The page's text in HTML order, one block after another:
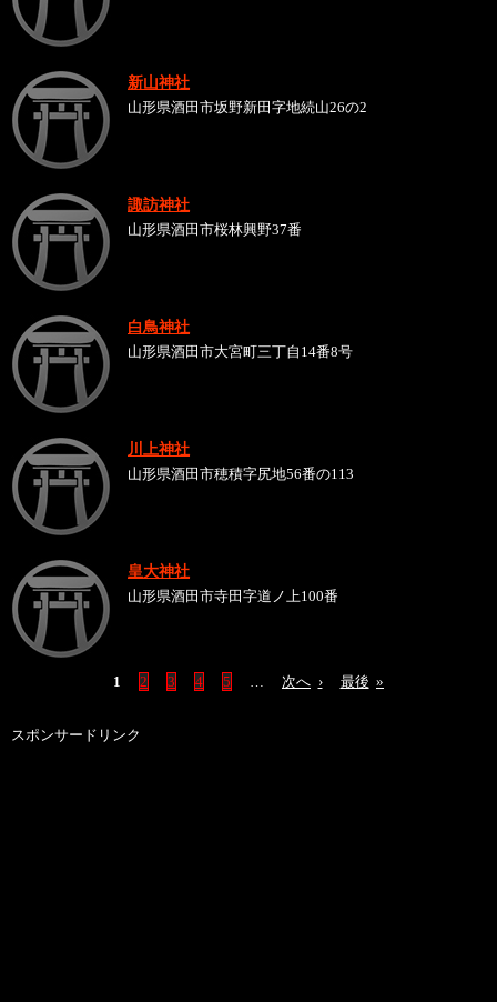
新山神社
山形県酒田市坂野新田字地続山26の2
諏訪神社
山形県酒田市桜林興野37番
白鳥神社
山形県酒田市大宮町三丁自14番8号
川上神社
山形県酒田市穂積字尻地56番の113
皇大神社
山形県酒田市寺田字道ノ上100番
1 2 3 4 5 次へ › 最後 »
スポンサードリンク